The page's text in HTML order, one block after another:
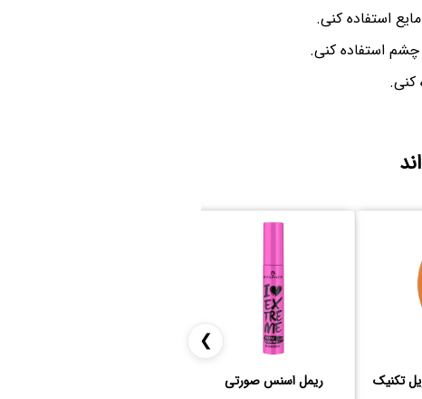
استفاده کنی.
استفاده کنی.
کنی.
تکنیک ریمل اسنس صورتی
❯